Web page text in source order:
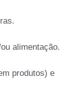
alimentação.
produtos) e